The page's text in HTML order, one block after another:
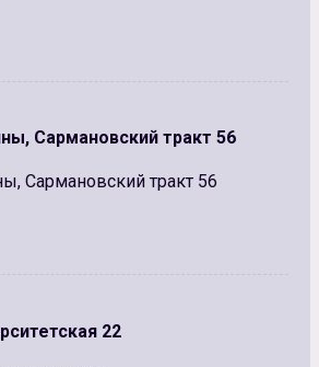
Сармановский тракт 56
Сармановский тракт 56
22